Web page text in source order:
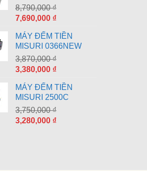
8,790,000₫
Giá
là:
8,790,000 ₫.
7,690,000 ₫Giá
tại
là:
7,690,000 ₫.
MÁY ĐẾM TIỀN
MISURI 0366NEW
3,870,000₫
Giá
là:
3,870,000 ₫.
3,380,000 ₫Giá
tại
là:
3,380,000 ₫.
MÁY ĐẾM TIỀN
MISURI 2500C
3,750,000₫
Giá
3,280,000 ₫Giá